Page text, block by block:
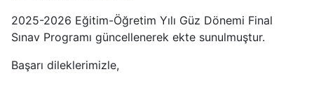
2025-2026 Eğitim-Öğretim Yılı Güz Dönemi Final
Sınav Programı güncellenerek ekte sunulmuştur.
Başarı dileklerimizle,